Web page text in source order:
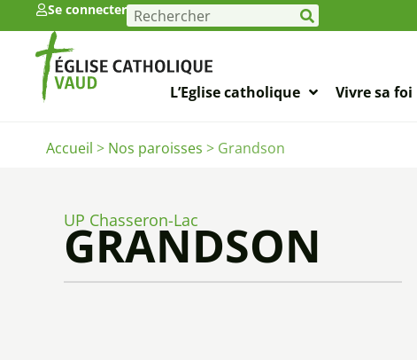
Se connecter
L’Eglise catholique Vivre sa foi
Accueil > Nos paroisses > Grandson
UP Chasseron-Lac
GRANDSON